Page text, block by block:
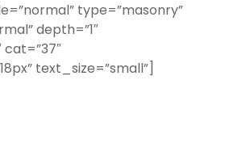
type=”masonry”
depth=”1″
text_size=”small”]